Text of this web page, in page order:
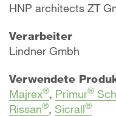
HNP architects ZT
Verarbeiter
Lindner Gmbh
Verwendete
Majrex®, Primur®
Rissan®, Sicrall®